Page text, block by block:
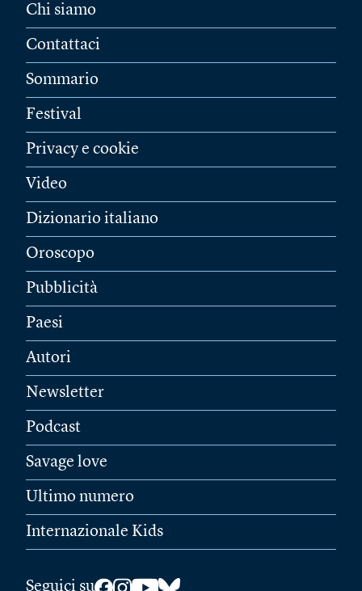
Chi siamo
Contattaci
Sommario
Festival
Privacy e cookie
Video
Dizionario italiano
Oroscopo
Pubblicità
Paesi
Autori
Newsletter
Podcast
Savage love
Ultimo numero
Internazionale Kids
Seguici su